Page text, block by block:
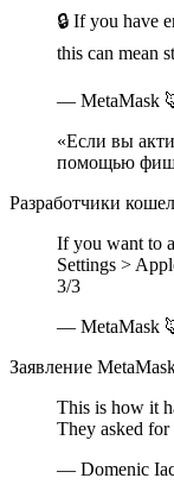
🔒 If you have
this can mean
— MetaMask
«Если вы
помощью
Разработчики
If you want to
Settings >
3/3
— MetaMask
Заявление
This is how it
They asked for
— Domenic